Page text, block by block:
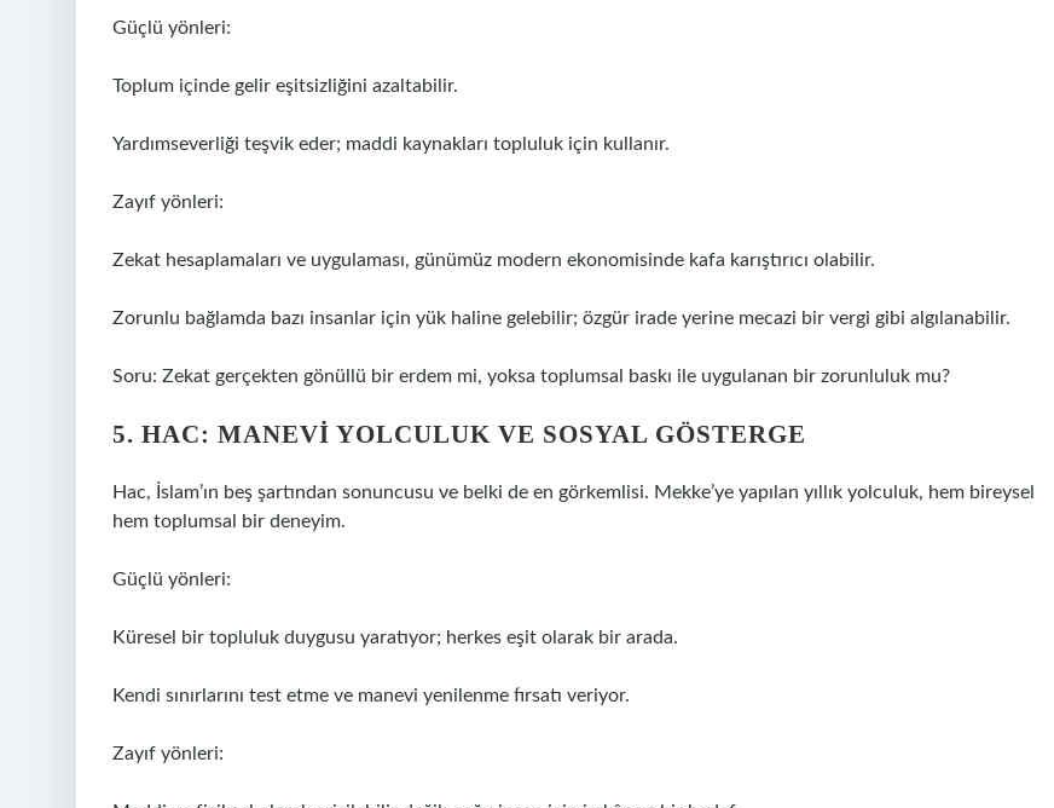
Güçlü yönleri:
Toplum içinde gelir eşitsizliğini azaltabilir.
Yardımseverliği teşvik eder; maddi kaynakları topluluk için kullanır.
Zayıf yönleri:
Zekat hesaplamaları ve uygulaması, günümüz modern ekonomisinde kafa karıştırıcı olabilir.
Zorunlu bağlamda bazı insanlar için yük haline gelebilir; özgür irade yerine mecazi bir vergi gibi algılanabilir.
Soru: Zekat gerçekten gönüllü bir erdem mi, yoksa toplumsal baskı ile uygulanan bir zorunluluk mu?
5. HAC: MANEVI YOLCULUK VE SOSYAL GÖSTERGE
Hac, İslam’ın beş şartından sonuncusu ve belki de en görkemlisi. Mekke’ye yapılan yıllık yolculuk, hem bireysel
hem toplumsal bir deneyim.
Güçlü yönleri:
Küresel bir topluluk duygusu yaratıyor; herkes eşit olarak bir arada.
Kendi sınırlarını test etme ve manevi yenilenme fırsatı veriyor.
Zayıf yönleri: